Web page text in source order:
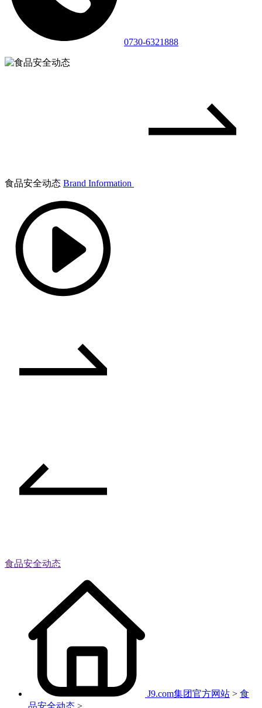
0730-6321888
食品安全动态 Brand Information
食品安全动态
J9.com集团官方网站 > 食
品安全动态 >